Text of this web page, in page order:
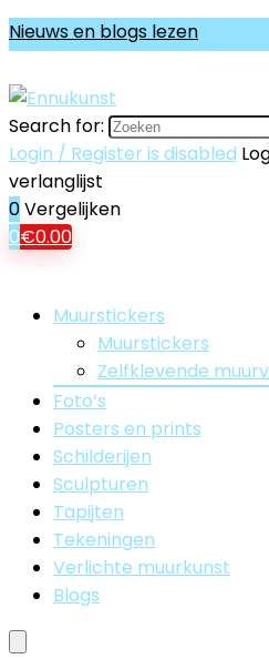
Nieuws en blogs lezen
Search for:
Login / Register is disabled
verlanglijst
0Vergelijken
0€0.00
Muurstickers
Muurstickers
Zelfklevende
Foto’s
Posters en prints
Schilderijen
Sculpturen
Tapijten
Tekeningen
Verlichte muurkunst
Blogs